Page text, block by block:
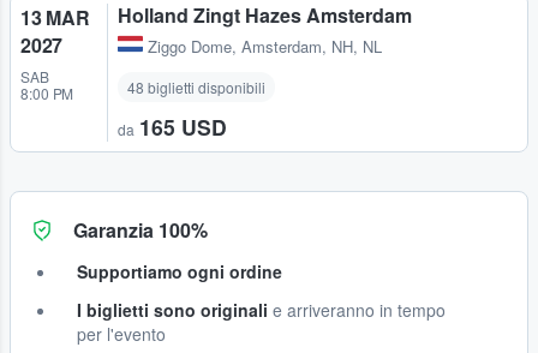
13 MAR
2027
SAB
8:00 PM
Holland Zingt Hazes Amsterdam
Ziggo Dome, Amsterdam, NH, NL
48 biglietti disponibili
da 165 USD
Garanzia 100%
Supportiamo ogni ordine
I biglietti sono originali e arriveranno in tempo
per l'evento